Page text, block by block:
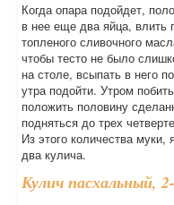
Когда опара подойдет,
в нее еще два яйца, влить
топленого сливочного
чтобы тесто не было
на столе, всыпать в него
утра подойти. Утром
положить половину
подняться до трех
Из этого количества
два кулича.
Кулич пасхальный,